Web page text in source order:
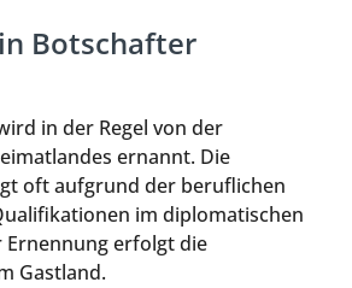
Botschafter
in der Regel von der
ernannt. Die
oft aufgrund der beruflichen
im diplomatischen
Ernennung erfolgt die
Gastland.